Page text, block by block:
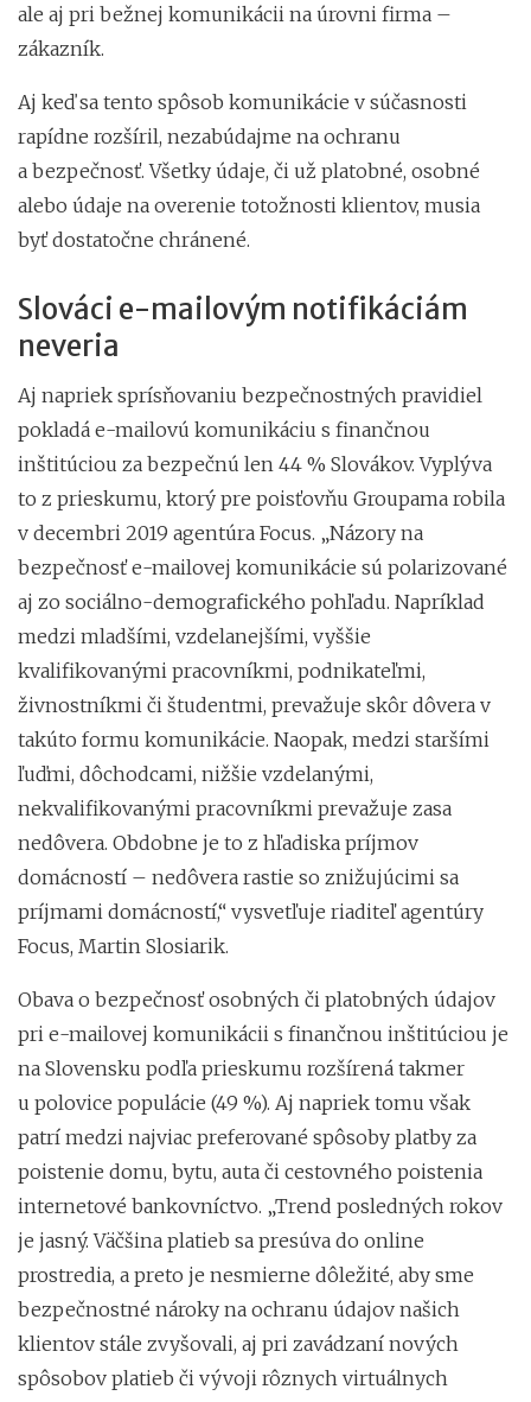
ale aj pri bežnej komunikácii na úrovni firma –
zákazník.
Aj keď sa tento spôsob komunikácie v súčasnosti
rapídne rozšíril, nezabúdajme na ochranu
a bezpečnosť. Všetky údaje, či už platobné, osobné
alebo údaje na overenie totožnosti klientov, musia
byť dostatočne chránené.
Slováci e-mailovým notifikáciám
neveria
Aj napriek sprísňovaniu bezpečnostných pravidiel
pokladá e-mailovú komunikáciu s finančnou
inštitúciou za bezpečnú len 44 % Slovákov. Vyplýva
to z prieskumu, ktorý pre poisťovňu Groupama robila
v decembri 2019 agentúra Focus. „Názory na
bezpečnosť e-mailovej komunikácie sú polarizované
aj zo sociálno-demografického pohľadu. Napríklad
medzi mladšími, vzdelanejšími, vyššie
kvalifikovanými pracovníkmi, podnikateľmi,
živnostníkmi či študentmi, prevažuje skôr dôvera v
takúto formu komunikácie. Naopak, medzi staršími
ľuďmi, dôchodcami, nižšie vzdelanými,
nekvalifikovanými pracovníkmi prevažuje zasa
nedôvera. Obdobne je to z hľadiska príjmov
domácností – nedôvera rastie so znižujúcimi sa
príjmami domácností,“ vysvetľuje riaditeľ agentúry
Focus, Martin Slosiarik.
Obava o bezpečnosť osobných či platobných údajov
pri e-mailovej komunikácii s finančnou inštitúciou je
na Slovensku podľa prieskumu rozšírená takmer
u polovice populácie (49 %). Aj napriek tomu však
patrí medzi najviac preferované spôsoby platby za
poistenie domu, bytu, auta či cestovného poistenia
internetové bankovníctvo. „Trend posledných rokov
je jasný. Väčšina platieb sa presúva do online
prostredia, a preto je nesmierne dôležité, aby sme
bezpečnostné nároky na ochranu údajov našich
klientov stále zvyšovali, aj pri zavádzaní nových
spôsobov platieb či vývoji rôznych virtuálnych